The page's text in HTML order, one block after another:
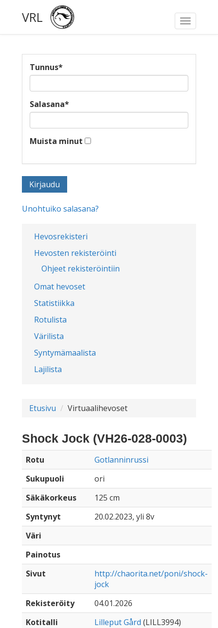
Toggle
VRL
Hevosrekisteri
Hevosten rekisteröinti
Ohjeet rekisteröintiin
Omat hevoset
Statistiikka
Rotulista
Värilista
Syntymämaalista
Lajilista
Tunnus*
Salasana*
Muista minut
Unohtuiko salasana?
Etusivu Virtuaalihevoset
Shock Jock (VH26-028-0003)
Rotu
Gotlanninrussi
Sukupuoli
ori
Säkäkorkeus
125 cm
Syntynyt
20.02.2023, yli 8v
Väri
Painotus
Sivut
http://chaorita.net/poni/shock-
jock
Rekisteröity
04.01.2026
Kotitalli
Lilleput Gård (LILL3994)